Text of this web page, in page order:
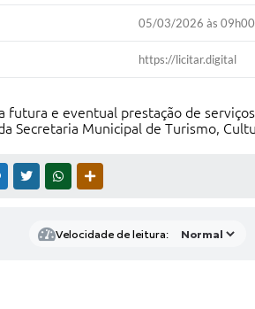
05/03/2026 às 09h00
https://licitar.digital
futura e eventual prestação de
Secretaria Municipal de Turismo,
MESSENGER
TWITTERWHATSAPP
Velocidade de leitura: